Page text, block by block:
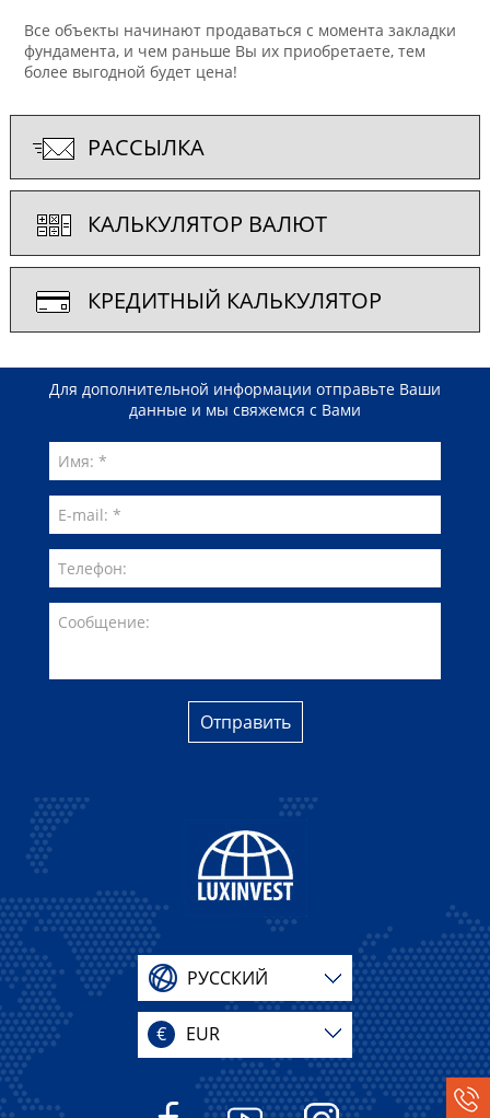
Все объекты начинают продаваться с момента закладки
фундамента, и чем раньше Вы их приобретаете, тем
более выгодной будет цена!
РАССЫЛКА
КАЛЬКУЛЯТОР ВАЛЮТ
КРЕДИТНЫЙ КАЛЬКУЛЯТОР
Для дополнительной информации отправьте Ваши
данные и мы свяжемся с Вами
Отправить
РУССКИЙ
€ EUR